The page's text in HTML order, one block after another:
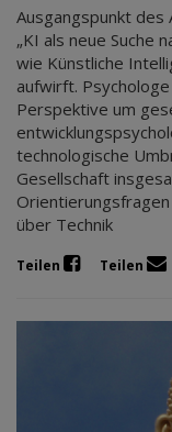
Ausgangspunkt des
„KI als neue Suche
wie Künstliche
aufwirft.
Perspektive um
technologische
Gesellschaft
über Technik
Teilen Teilen